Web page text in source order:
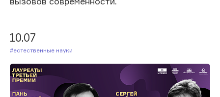
10.07
#Естественные науки